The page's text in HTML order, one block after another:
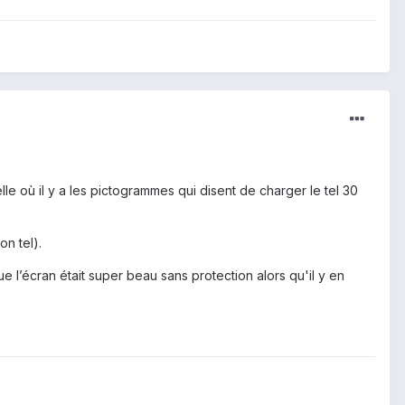
où il y a les pictogrammes qui disent de charger le tel 30
tel).
l’écran était super beau sans protection alors qu'il y en